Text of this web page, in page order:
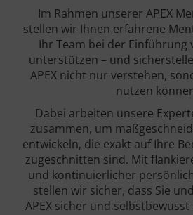
Im Rahmen unserer APEX
stellen wir Ihnen erfahrene
Ihr Team bei der Einführung
unterstützen – und
APEX nicht nur verstehen,
nutzen
Dabei arbeiten unsere
zusammen, um
entwickeln, die exakt auf Ihre
zugeschnitten sind. Mit
und kontinuierlicher
stellen wir sicher, dass Sie
APEX sicher und